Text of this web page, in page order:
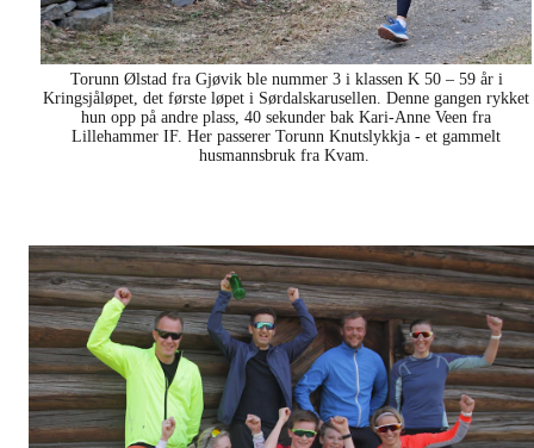
Torunn Ølstad fra Gjøvik ble nummer 3 i klassen K 50 – 59 år i
Kringsjåløpet, det første løpet i Sørdalskarusellen. Denne gangen rykket
hun opp på andre plass, 40 sekunder bak Kari-Anne Veen fra
Lillehammer IF. Her passerer Torunn Knutslykkja - et gammelt
husmannsbruk fra Kvam.